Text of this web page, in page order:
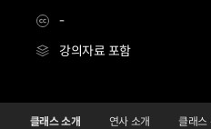
-
강의자료 포함
온야드대표원장 최다Details
Configuration Information
클래스 소개 연사 소개 클래스